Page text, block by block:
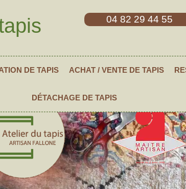
04 82 29 44 55
DE TAPIS ACHAT / VENTE DE TAPIS
DÉTACHAGE DE TAPIS